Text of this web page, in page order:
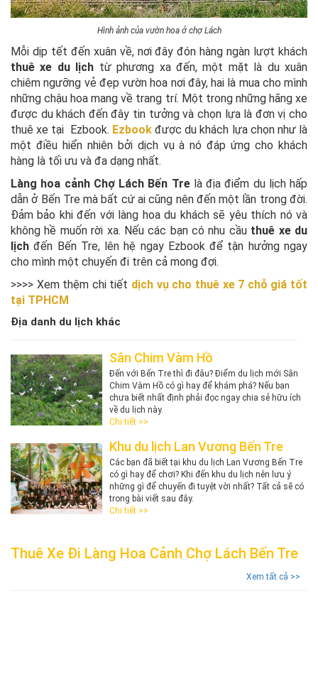
Hình ảnh của vườn hoa ở chợ Lách
Mỗi dịp tết đến xuân về, nơi đây đón hàng ngàn lượt khách
thuê xe du lịch từ phương xa đến, một mặt là du xuân
chiêm ngưỡng vẻ đẹp vườn hoa nơi đây, hai là mua cho mình
những chậu hoa mang về trang trí. Một trong những hãng xe
được du khách đến đây tin tưởng và chọn lựa là đơn vị cho
thuê xe tại Ezbook. Ezbookđược du khách lựa chọn như là
một điều hiển nhiên bởi dịch vụ à nó đáp ứng cho khách
hàng là tối ưu và đa dạng nhất.
Làng hoa cảnh Chợ Lách Bến Trelà địa điểm du lịch hấp
dẫn ở Bến Tre mà bất cứ ai cũng nên đến một lần trong đời.
Đảm bảo khi đến với làng hoa du khách sẽ yêu thích nó và
không hề muốn rời xa. Nếu các bạn có nhu cầu thuê xe du
lịch đến Bến Tre, lên hệ ngay Ezbook để tận hưởng ngay
cho mình một chuyến đi trên cả mong đợi.
>>>> Xem thệm chi tiết dịch vụ cho thuê xe 7 chỗ giá tốt
tại TPHCM
Địa danh du lịch khác
Sân Chim Vàm Hồ
Đến với Bến Tre thì đi đâu? Điểm du lịch mới Sân
Chim Vàm Hồ có gì hay để khám phá? Nếu bạn
chưa biết nhất định phải đọc ngay chia sẻ hữu ích
về du lịch này.
Chi tiết >>
Khu du lịch Lan Vương Bến Tre
Các bạn đã biết tại khu du lịch Lan Vương Bến Tre
có gì hay để chơi? Khi đến khu du lịch nên lưu ý
những gì để chuyến đi tuyệt vời nhất? Tất cả sẽ có
trong bài viết sau đây.
Chi tiết >>
Thuê Xe Đi Làng Hoa Cảnh Chợ Lách Bến Tre
Xem tất cả >>